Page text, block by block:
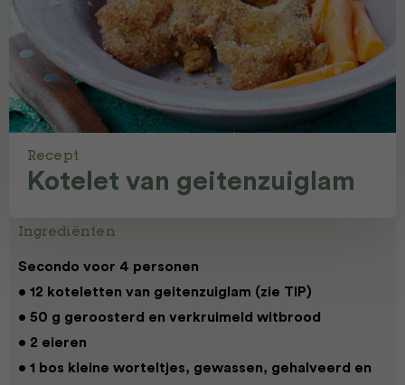
Recept
Kotelet van geitenzuiglam
Ingrediënten
Secondo voor 4 personen
• 12 koteletten van geitenzuiglam (zie TIP)
• 50 g geroosterd en verkruimeld witbrood
• 2 eieren
• 1 bos kleine worteltjes, gewassen, gehalveerd en